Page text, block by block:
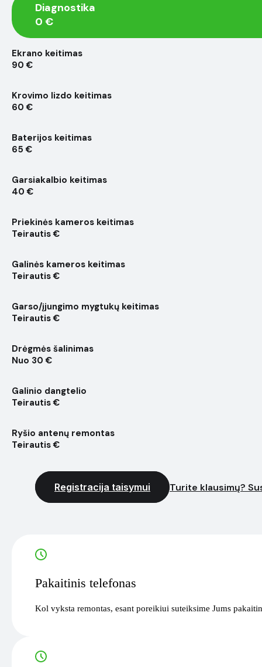
Diagnostika
0 €
Ekrano keitimas
90 €
Krovimo lizdo keitimas
60 €
Baterijos keitimas
65 €
Garsiakalbio keitimas
40 €
Priekinės kameros keitimas
Teirautis €
Galinės kameros keitimas
Teirautis €
Garso/įjungimo mygtukų keitimas
Teirautis €
Drėgmės šalinimas
Nuo 30 €
Galinio dangtelio
Teirautis €
Ryšio antenų remontas
Teirautis €
Registracija taisymui Turite klausimų?
Pakaitinis telefonas
Kol vyksta remontas, esant poreikiui suteiksime Jums